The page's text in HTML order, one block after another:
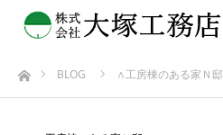
ホームBLOG ∧工房棟のある家Ｎ邸